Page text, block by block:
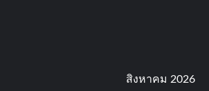
สิงหาคม 2026